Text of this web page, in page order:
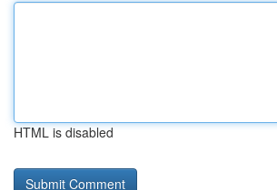
HTML is disabled